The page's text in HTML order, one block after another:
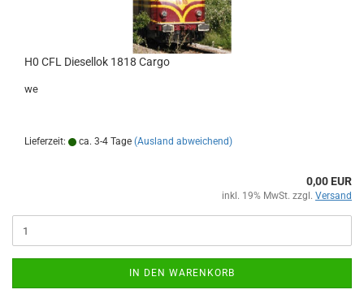
H0 CFL Diesellok 1818 Cargo
we
Lieferzeit: ca. 3-4 Tage (Ausland abweichend)
0,00 EUR
inkl. 19% MwSt. zzgl. Versand
IN DEN WARENKORB